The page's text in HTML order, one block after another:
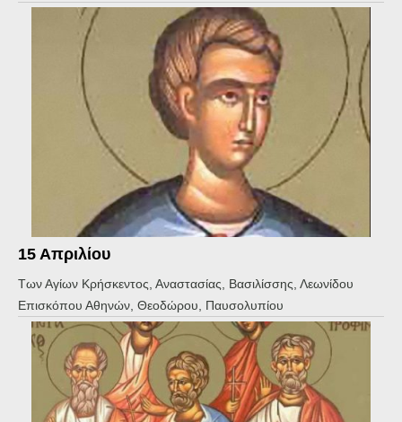
15 Απριλίου
Των Αγίων Κρήσκεντος, Αναστασίας, Βασιλίσσης, Λεωνίδου
Επισκόπου Αθηνών, Θεοδώρου, Παυσολυπίου